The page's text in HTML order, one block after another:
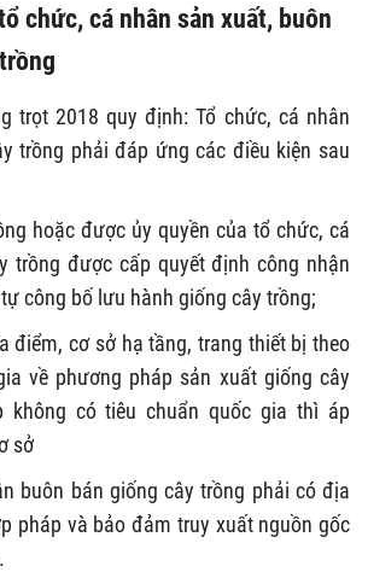
chức, cá nhân sản xuất, buôn
trọt 2018 quy định: Tổ chức, cá nhân
trồng phải đáp ứng các điều kiện sau
hoặc được ủy quyền của tổ chức, cá
trồng được cấp quyết định công nhận
công bố lưu hành giống cây trồng;
điểm, cơ sở hạ tầng, trang thiết bị theo
về phương pháp sản xuất giống cây
không có tiêu chuẩn quốc gia thì áp
sở
buôn bán giống cây trồng phải có địa
pháp và bảo đảm truy xuất nguồn gốc